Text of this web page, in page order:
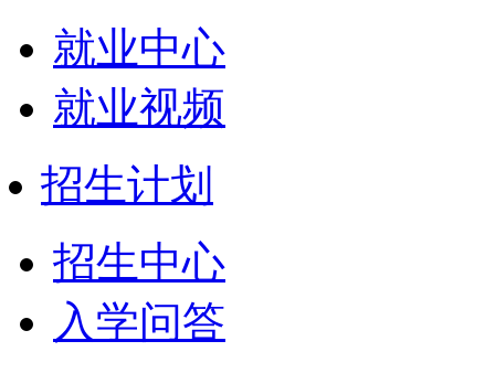
就业中心
就业视频
招生计划
招生中心
入学问答